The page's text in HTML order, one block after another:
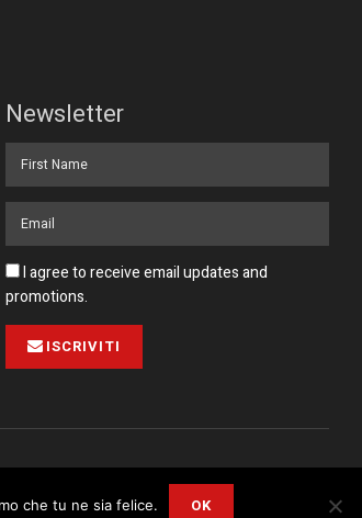
Newsletter
I agree to receive email updates and
promotions.
ISCRIVITI
Collabora con noi Contatto Privacy Policy
che tu ne sia felice. OK